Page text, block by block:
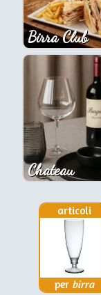
Birra Club
Chateau
articoli
per birra